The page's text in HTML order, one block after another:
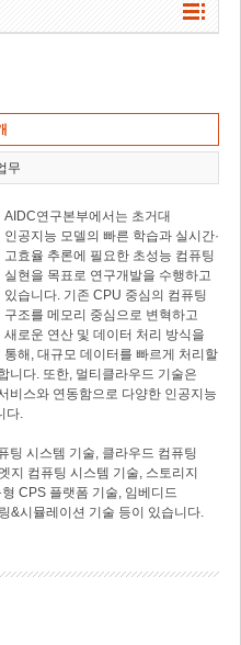
무
AIDC연구본부에서는 초거대
인공지능 모델의 빠른 학습과 실시간·
고효율 추론에 필요한 초성능 컴퓨팅
실현을 목표로 연구개발을 수행하고
있습니다. 기존 CPU 중심의 컴퓨팅
구조를 메모리 중심으로 변혁하고
새로운 연산 및 데이터 처리 방식을
통해, 대규모 데이터를 빠르게 처리할
니다. 또한, 멀티클라우드 기술은
비스와 연동함으로 다양한 인공지능
다.
팅 시스템 기술, 클라우드 컴퓨팅
지 컴퓨팅 시스템 기술, 스토리지
CPS 플랫폼 기술, 임베디드
&시뮬레이션 기술 등이 있습니다.